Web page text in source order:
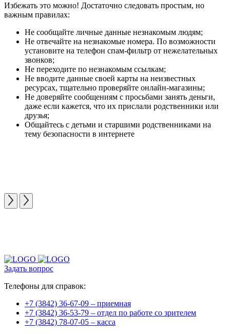
Избежать это можно! Достаточно следовать простым, но
важным правилах:
Не сообщайте личные данные незнакомым людям;
Не отвечайте на незнакомые номера. По возможности
установите на телефон спам-фильтр от нежелательных
звонков;
Не переходите по незнакомым ссылкам;
Не вводите данные своей карты на неизвестных
ресурсах, тщательно проверяйте онлайн-магазины;
Не доверяйте сообщениям с просьбами занять деньги,
даже если кажется, что их прислали родственники или
друзья;
Общайтесь с детьми и старшими родственниками на
тему безопасности в интернете
Задать вопрос
Телефоны для справок:
+7 (3842) 36-67-09 – приемная
+7 (3842) 36-53-79 – отдел по работе со зрителем
+7 (3842) 78-07-05 – касса